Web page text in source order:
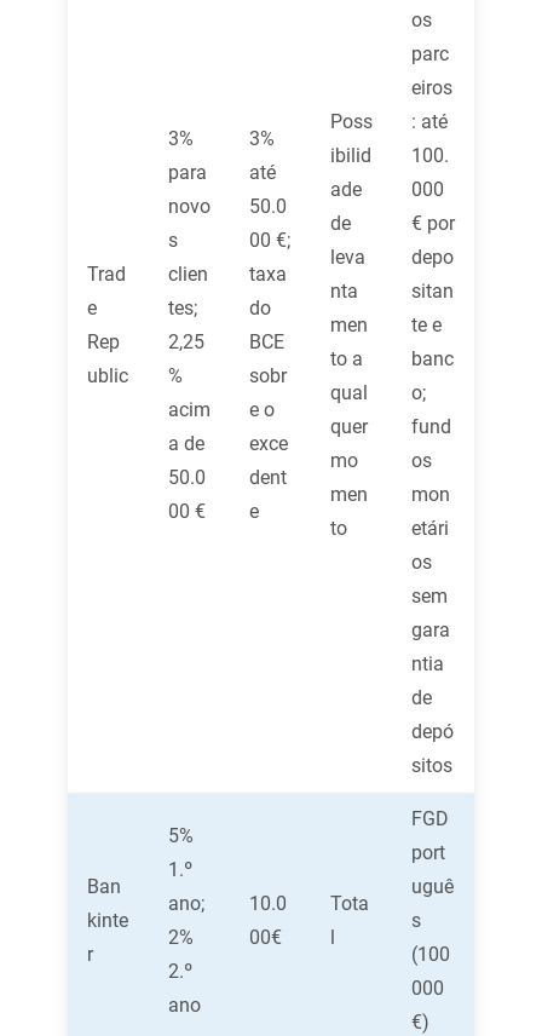
Trad
e
Rep
ublic
3%
para
novo
s
clien
tes;
2,25
%
acim
a de
50.0
00 €
3%
até
50.0
00 €;
taxa
do
BCE
sobr
e o
exce
dent
e
Poss
ibilid
ade
de
leva
nta
men
to a
qual
quer
mo
men
to
os
parc
eiros
: até
100.
000
€ por
depo
sitan
te e
banc
o;
fund
os
mon
etári
os
sem
gara
ntia
de
depó
sitos
Ban
kinte
r
5%
1.º
ano;
2%
2.º
ano
10.0
00€
Tota
FGD
port
uguê
s
(100
000
€)